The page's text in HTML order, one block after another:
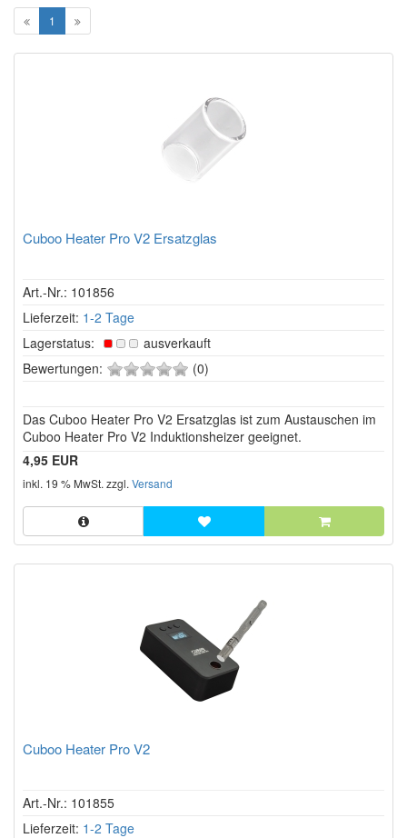
1
Cuboo Heater Pro V2 Ersatzglas
Art.-Nr.: 101856
Lieferzeit: 1-2 Tage
Lagerstatus:
ausverkauft
Bewertungen:
0
Sternen!
(0)
Das Cuboo Heater Pro V2 Ersatzglas ist zum Austauschen im
Cuboo Heater Pro V2 Induktionsheizer geeignet.
4,95 EUR
inkl. 19 % MwSt. zzgl. Versand
Cuboo Heater Pro V2
Art.-Nr.: 101855
Lieferzeit: 1-2 Tage